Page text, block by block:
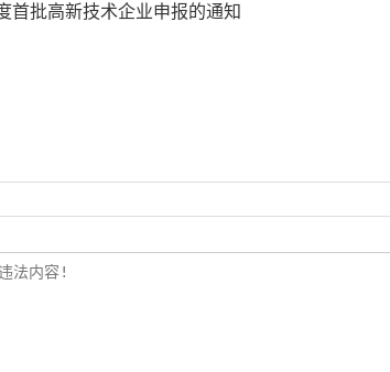
首批高新技术企业申报的通知